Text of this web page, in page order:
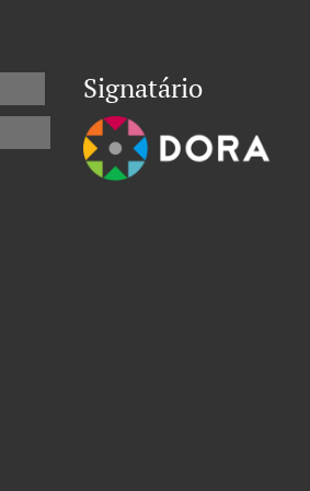
Signatário